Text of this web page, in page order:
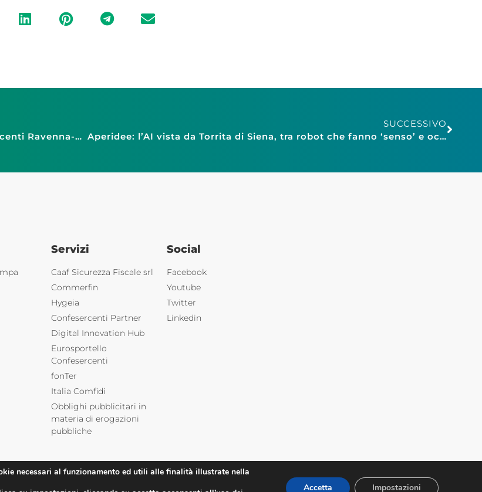
Imprese protagoniste all’Assemblea annuale Confesercenti Ravenna-Cesena
SUCCESSIVO
Aperidee: l’AI vista da Torrita di Siena, tra robot che fanno ‘senso’ e occhi mangia-fatture
Servizi
Caaf Sicurezza Fiscale srl
Commerfin
Hygeia
Confesercenti Partner
Digital Innovation Hub
Eurosportello
Confesercenti
fonTer
Italia Comfidi
Obblighi pubblicitari in
materia di erogazioni
pubbliche
Social
Facebook
Youtube
Twitter
Linkedin
| Powered byDeep Lab
necessari al funzionamento ed utili alle finalità illustrate nella
Accetta Impostazioni